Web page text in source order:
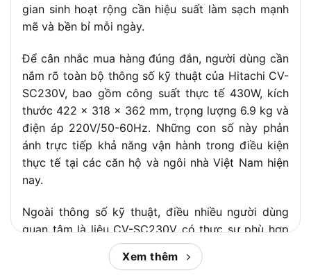
Bảo hành
12 tháng
gian sinh hoạt rộng cần hiệu suất làm sạch mạnh
mẽ và bền bỉ mỗi ngày.
Để cân nhắc mua hàng đúng đắn, người dùng cần
nắm rõ toàn bộ thông số kỹ thuật của Hitachi CV-
SC230V, bao gồm công suất thực tế 430W, kích
thước 422 x 318 x 362 mm, trọng lượng 6.9 kg và
điện áp 220V/50-60Hz. Những con số này phản
ánh trực tiếp khả năng vận hành trong điều kiện
thực tế tại các căn hộ và ngôi nhà Việt Nam hiện
nay.
Ngoài thông số kỹ thuật, điều nhiều người dùng
quan tâm là liệu CV-SC230V có thực sự phù hợp
với nhu cầu của họ hay không, đặc biệt khi trong
nhà có trẻ nhỏ, người dị ứng bụi hoặc không gian
Xem thêm